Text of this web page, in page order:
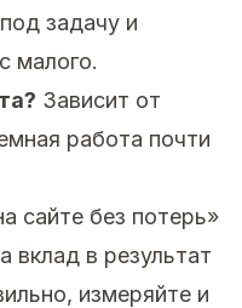
задачу и
малого.
Зависит от
работа почти
сайте без потерь»
вклад в результат
измеряйте и